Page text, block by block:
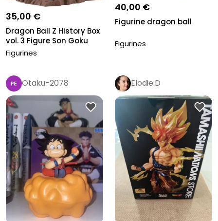
35,00 €
Dragon Ball Z History Box
vol. 3 Figure Son Goku
Figurines
40,00 €
Figurine dragon ball
Figurines
Otaku-2078 Elodie.D